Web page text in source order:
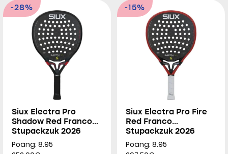
-28%
Siux Electra Pro
Shadow Red Franco
Stupackzuk 2026
Poäng: 8.95
-15%
Siux Electra Pro Fire
Red Franco
Stupackzuk 2026
Poäng: 8.95